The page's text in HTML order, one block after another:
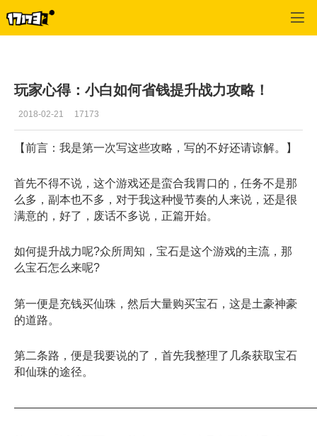
玩家心得：小白如何省钱提升战力攻略！
2018-02-21 17173
【前言：我是第一次写这些攻略，写的不好还请谅解。】
首先不得不说，这个游戏还是蛮合我胃口的，任务不是那
么多，副本也不多，对于我这种慢节奏的人来说，还是很
满意的，好了，废话不多说，正篇开始。
如何提升战力呢?众所周知，宝石是这个游戏的主流，那
么宝石怎么来呢?
第一便是充钱买仙珠，然后大量购买宝石，这是土豪神豪
的道路。
第二条路，便是我要说的了，首先我整理了几条获取宝石
和仙珠的途径。